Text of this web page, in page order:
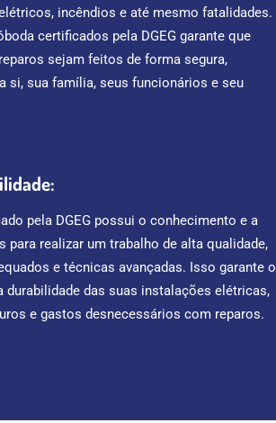
incêndios e até mesmo fatalidades.
certificados pela DGEG garante que
sejam feitos de forma segura,
si, sua família, seus funcionários e seu
pela DGEG possui o conhecimento e a
para realizar um trabalho de alta qualidade,
e técnicas avançadas. Isso garante o
durabilidade das suas instalações elétricas,
e gastos desnecessários com reparos.